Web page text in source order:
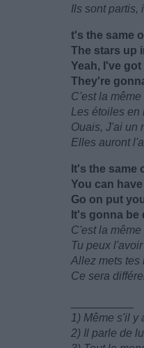
Ils sont partis,
t's the same
The stars up
Yeah, I've got
They're
C'est la
Les étoiles en
Ouais, J'ai un
Elles auront
It's the same
You can
Go on put
It's gonna
C'est la
Tu peux
Allez mets tes
Ce sera
1) Même s'il y
2) Il parle de